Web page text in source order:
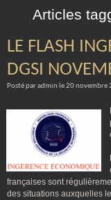
Articles
LE FLASH
DGSI
Posté par admin le 20 novembre
françaises sont
des situations auxquelles